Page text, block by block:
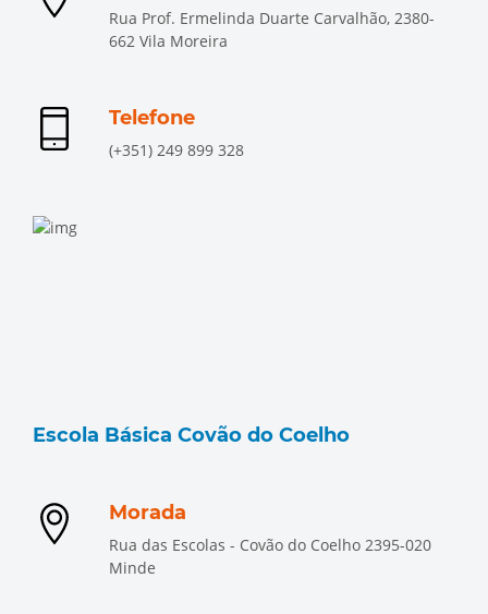
Rua Prof. Ermelinda Duarte Carvalhão, 2380-
662 Vila Moreira
Telefone
(+351) 249 899 328
Escola Básica Covão do Coelho
Morada
Rua das Escolas - Covão do Coelho 2395-020
Minde